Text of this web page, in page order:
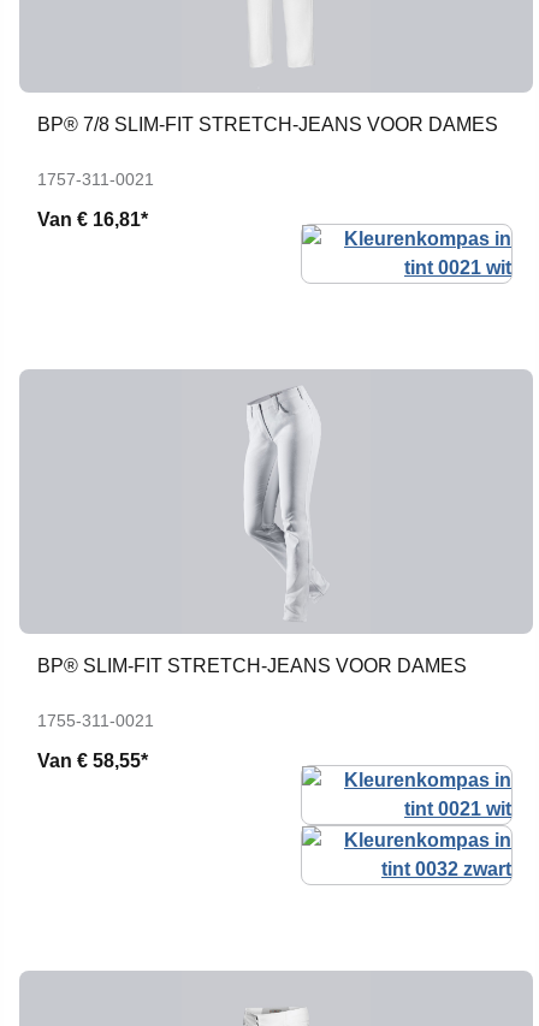
BP® 7/8 SLIM-FIT STRETCH-JEANS VOOR DAMES
1757-311-0021
Van € 16,81*
BP® SLIM-FIT STRETCH-JEANS VOOR DAMES
1755-311-0021
Van € 58,55*